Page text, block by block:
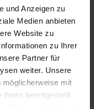
und Anzeigen zu
Medien anbieten
Website zu
zu Ihrer
Partner für
weiter. Unsere
möglicherweise mit
ihnen bereitgestellt
Jazz Open
Stuttgart
50990-0
15